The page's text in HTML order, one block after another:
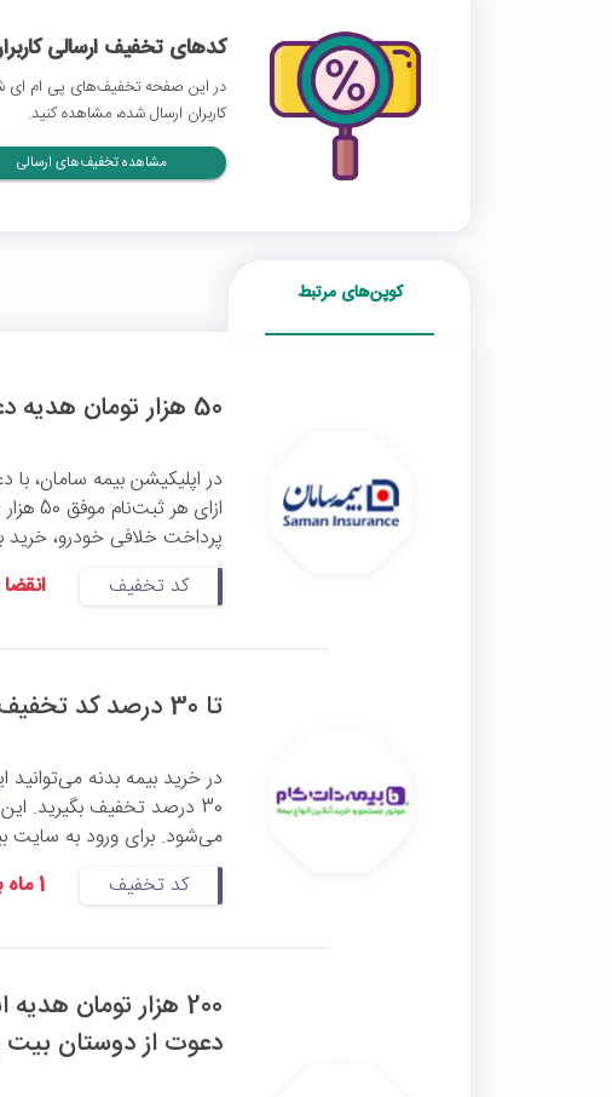
کدهای تخفیف ارسالی
در این صفحه تخفیف‌های پی ام ای
کاربران ارسال شده، مشاهده کنید.
مشاهده تخفیف‌های ارسالی
کوپن‌های مرتبط
50 هزار تومان هدیه دعوت از دوستان به اپلیکیشن بیمه سامان
در اپلیکیشن بیمه سامان،
ازای
پرداخت خلافی خودرو، خرید
کد تخفیف
تا 30 درصد کد تخفیف بیمه بدنه بیمه دات کام
در خرید بیمه بدنه می‌توانید
30 درصد تخفیف بگیرید. این
می‌شود. برای ورود به سایت
کد تخفیف
1 ماه بعد
دعوت از دوستان